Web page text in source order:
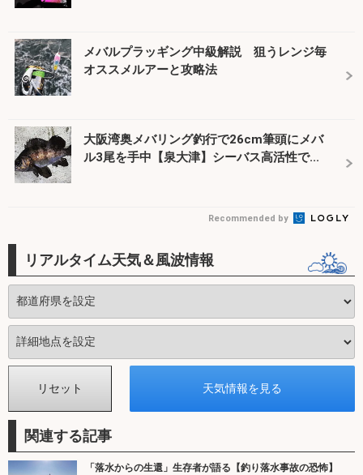
メバルプラッギング中級解説 狙うレンジ毎
オススメルアーと攻略法
大阪湾奥メバリング釣行で26cm筆頭にメバ
ル3尾を手中【泉大津】シーバス高活性で...
Recommended by
リアルタイム天気＆風波情報
関連する記事
「落水からの生還」生存者が語る【釣り落水事故の恐怖】